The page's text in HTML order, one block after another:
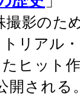
撮影のた
リアル
ヒット
開される